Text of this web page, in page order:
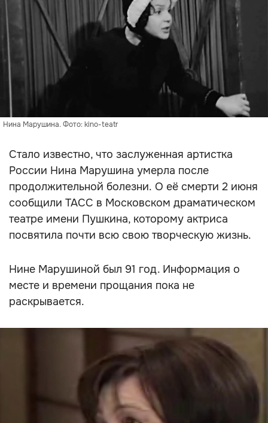
Нина Марушина. Фото: kino-teatr
Стало известно, что заслуженная артистка
России Нина Марушина умерла после
продолжительной болезни. О её смерти 2 июня
сообщили ТАСС в Московском драматическом
театре имени Пушкина, которому актриса
посвятила почти всю свою творческую жизнь.
Нине Марушиной был 91 год. Информация о
месте и времени прощания пока не
раскрывается.